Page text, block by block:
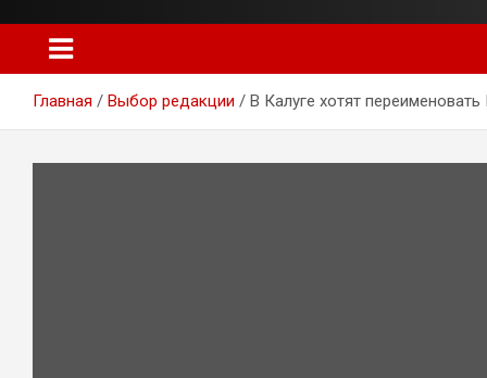
Главная Выбор редакции В Калуге хотят